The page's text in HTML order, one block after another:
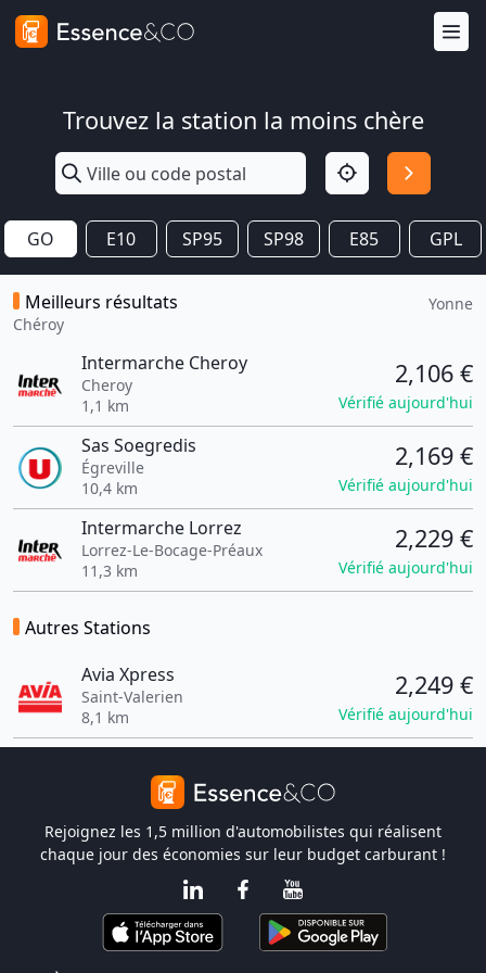
Trouvez la station la moins chère
GO E10 SP95 SP98 E85 GPL
Meilleurs résultats
Chéroy
Yonne
Intermarche Cheroy
Cheroy
1,1 km
2,106 €
Vérifié aujourd'hui
Sas Soegredis
Égreville
10,4 km
2,169 €
Vérifié aujourd'hui
Intermarche Lorrez
Lorrez-Le-Bocage-Préaux
11,3 km
2,229 €
Vérifié aujourd'hui
Autres Stations
Avia Xpress
Saint-Valerien
8,1 km
2,249 €
Vérifié aujourd'hui
Rejoignez les 1,5 million d'automobilistes qui réalisent
chaque jour des économies sur leur budget carburant !